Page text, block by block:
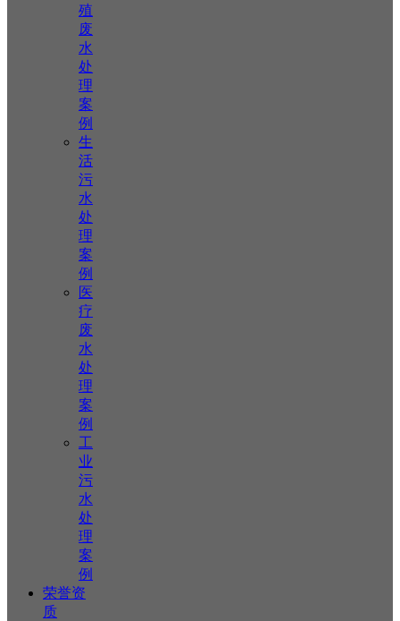
殖
废
水
处
理
案
例
生
活
污
水
处
理
案
例
医
疗
废
水
处
理
案
例
工
业
污
水
处
理
案
例
荣誉资
质